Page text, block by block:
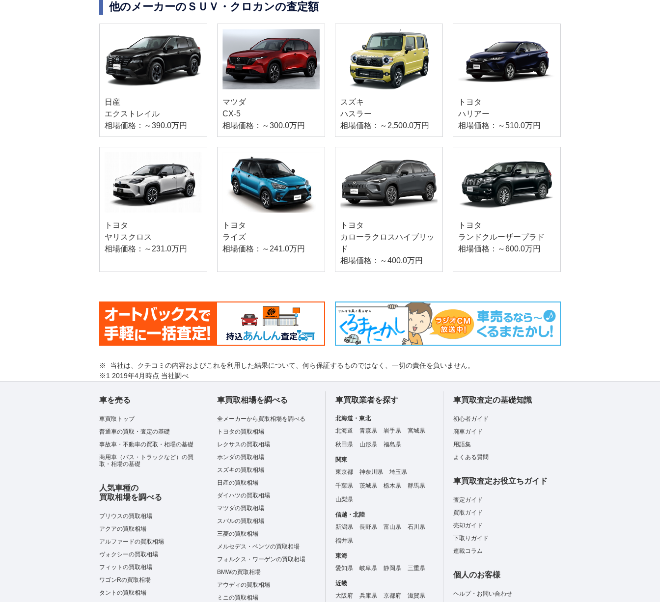
他のメーカーのＳＵＶ・クロカンの査定額
日産
エクストレイル
相場価格：～390.0万円
マツダ
CX-5
相場価格：～300.0万円
スズキ
ハスラー
相場価格：～2,500.0万円
トヨタ
ハリアー
相場価格：～510.0万円
トヨタ
ヤリスクロス
相場価格：～231.0万円
トヨタ
ライズ
相場価格：～241.0万円
トヨタ
カローラクロスハイブリッ
ド
相場価格：～400.0万円
トヨタ
ランドクルーザープラド
相場価格：～600.0万円
※ 当社は、クチコミの内容およびこれを利用した結果について、何ら保証するものではなく、一切の責任を負いません。
※1 2019年4月時点 当社調べ
車を売る
車買取トップ
普通車の買取・査定の基礎
事故車・不動車の買取・相場の基礎
商用車（バス・トラックなど）の買
取・相場の基礎
人気車種の
買取相場を調べる
プリウスの買取相場
アクアの買取相場
アルファードの買取相場
ヴォクシーの買取相場
フィットの買取相場
ワゴンRの買取相場
タントの買取相場
車買取相場を調べる
全メーカーから買取相場を調べる
トヨタの買取相場
レクサスの買取相場
ホンダの買取相場
スズキの買取相場
日産の買取相場
ダイハツの買取相場
マツダの買取相場
スバルの買取相場
三菱の買取相場
メルセデス・ベンツの買取相場
フォルクス・ワーゲンの買取相場
BMWの買取相場
アウディの買取相場
ミニの買取相場
車買取業者を探す
北海道・東北
北海道
青森県 岩手県
宮城県
秋田県
山形県 福島県
関東
東京都
神奈川県
埼玉県
千葉県
茨城県 栃木県
群馬県
山梨県
信越・北陸
新潟県
長野県 富山県
石川県
福井県
東海
愛知県
岐阜県 静岡県 三重県
近畿
大阪府
兵庫県 京都府 滋賀県
車買取査定の基礎知識
初心者ガイド
廃車ガイド
用語集
よくある質問
車買取査定お役立ちガイド
査定ガイド
買取ガイド
売却ガイド
下取りガイド
連載コラム
個人のお客様
ヘルプ・お問い合わせ